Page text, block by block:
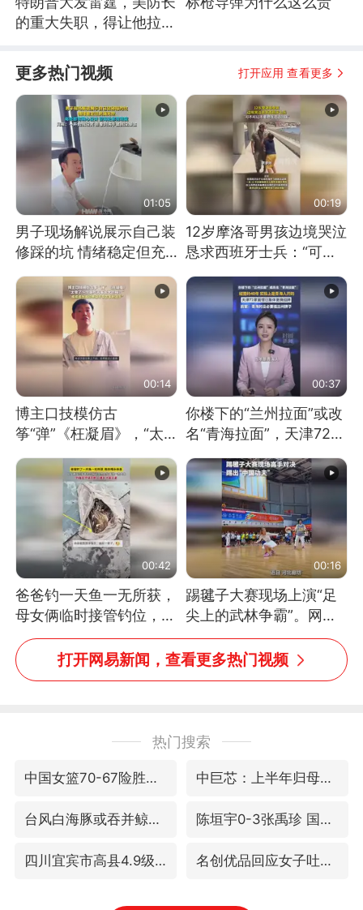
的重大失职，得让他拉下
更多热门视频 打开应用 查看更多
01:05
男子现场解说展示自己装
修踩的坑 情绪稳定但充
计 但每处都有瑕疵 网
友：一开始我没笑 但看
到洗手盆我没绷住
00:19
12岁摩洛哥男孩边境哭泣
恳求西班牙士兵：“可不
00:14
博主口技模仿古
筝“弹”《枉凝眉》，“太
吗？”“或将成为首位考级
不带古筝的选手。”（来
源：新华每日电讯）
00:37
你楼下的“兰州拉面”或改
名“青海拉面”，天津72家
00:42
爸爸钓一天鱼一无所获，
母女俩临时接管钓位，用
玩具鱼竿钓上大鱼
00:16
踢毽子大赛现场上演“足
尖上的武林争霸”。网
友：这哪是踢毽子，分明
是武侠片现场！#睡个好
打开网易新闻，查看更多热门视频
热门搜索
中国女篮70-67险胜尼日利亚女篮 中巨芯：上半年归母净利润1405.77万元
台风白海豚或吞并鲸鱼 登陆地点更新 陈垣宇0-3张禹珍 国乒男单全军覆没
四川宜宾市高县4.9级地震致1人死亡 名创优品回应女子吐槽内裤质量差